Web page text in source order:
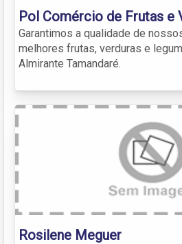
Pol Comércio de Frutas e
Garantimos a qualidade de
melhores frutas, verduras e
Almirante Tamandaré.
Rosilene Meguer